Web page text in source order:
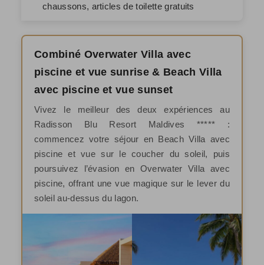
chaussons, articles de toilette gratuits
Combiné Overwater Villa avec
piscine et vue sunrise & Beach Villa
avec piscine et vue sunset
Vivez le meilleur des deux expériences au
Radisson Blu Resort Maldives ***** :
commencez votre séjour en Beach Villa avec
piscine et vue sur le coucher du soleil, puis
poursuivez l’évasion en Overwater Villa avec
piscine, offrant une vue magique sur le lever du
soleil au-dessus du lagon.